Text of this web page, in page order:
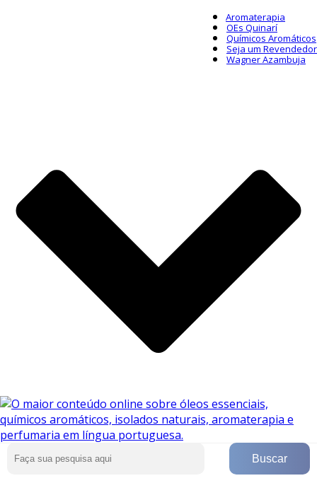
Aromaterapia
OEs Quinarí
Químicos Aromáticos
Seja um Revendedor
Wagner Azambuja